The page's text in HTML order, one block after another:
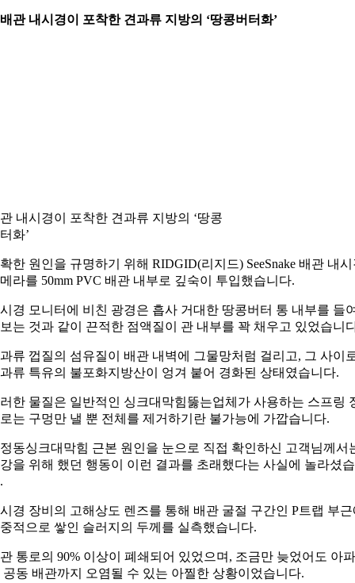
관 내시경이 포착한 견과류 지방의 ‘땅콩버터화’
내시경이 포착한 견과류 지방의 ‘땅콩
화’
한 원인을 규명하기 위해 RIDGID(리지드) SeeSnake 배관 내
라를 50mm PVC 배관 내부로 깊숙이 투입했습니다.
경 모니터에 비친 광경은 흡사 거대한 땅콩버터 통 내부를 들
는 것과 같이 끈적한 점액질이 관 내부를 꽉 채우고 있었습니
류 껍질의 섬유질이 배관 내벽에 그물망처럼 걸리고, 그 사이
류 특유의 불포화지방산이 엉겨 붙어 경화된 상태였습니다.
한 물질은 일반적인 싱크대막힘뚫는업체가 사용하는 스프링
는 구멍만 낼 뿐 전체를 제거하기란 불가능에 가깝습니다.
동싱크대막힘 근본 원인을 눈으로 직접 확인하신 고객님께서
을 위해 했던 행동이 이런 결과를 초래했다는 사실에 놀라셨
경 장비의 고해상도 렌즈를 통해 배관 굴절 구간인 P트랩 부근
적으로 쌓인 슬러지의 두께를 실측했습니다.
통로의 90% 이상이 폐쇄되어 있었으며, 조금만 늦었어도 아파
공동 배관까지 오염될 수 있는 아찔한 상황이었습니다.